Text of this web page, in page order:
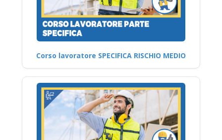
Corso lavoratore SPECIFICA RISCHIO MEDIO